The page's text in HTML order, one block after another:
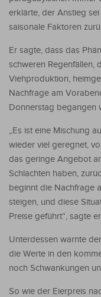
erklärte, der Anstieg
saisonale Faktoren
Er sagte, dass das
schweren Regenfällen,
Viehproduktion,
Nachfrage am
Donnerstag begangen
„Es ist eine Mischung
wieder viel geregnet,
das geringe Angebot
Schlachten haben,
beginnt die Nachfrage
steigen, und diese
Preise geführt“, sagte
Unterdessen warnte
die Werte in den
noch Schwankungen
So wie der Eierpreis